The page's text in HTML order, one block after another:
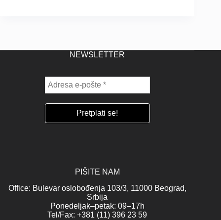
NEWSLETTER
PIŠITE NAM
Office: Bulevar oslobođenja 103/3, 11000 Beograd,
Srbija
Ponedeljak–petak: 09–17h
Tel/Fax: +381 (11) 396 23 59